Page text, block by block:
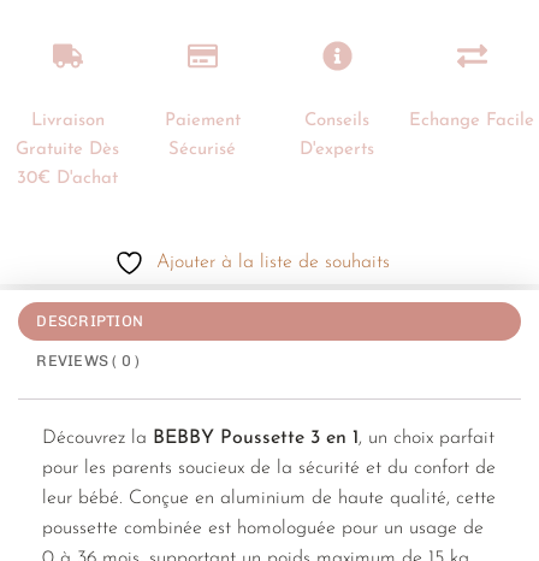
Livraison
Gratuite Dès
30€ D'achat
Paiement
Sécurisé
Conseils
D'experts
Echange Facile
Ajouter à la liste de souhaits
DESCRIPTION
REVIEWS ( 0 )
Découvrez la BEBBY Poussette 3 en 1 , un choix parfait
pour les parents soucieux de la sécurité et du confort de
leur bébé. Conçue en aluminium de haute qualité, cette
poussette combinée est homologuée pour un usage de